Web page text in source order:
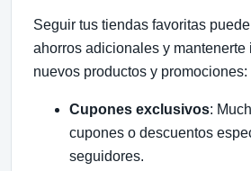
Seguir tus tiendas favoritas
ahorros adicionales y mantenerte
nuevos productos y promociones:
Cupones exclusivos:
cupones o descuentos
seguidores.